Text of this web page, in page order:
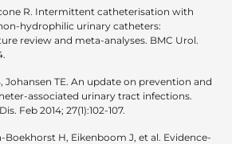
R. Intermittent catheterisation with
hydrophilic urinary catheters:
review and meta-analyses. BMC Urol.
Johansen TE. An update on prevention and
associated urinary tract infections.
Feb 2014; 27(1):102-107.
Boekhorst H, Eikenboom J, et al. Evidence-